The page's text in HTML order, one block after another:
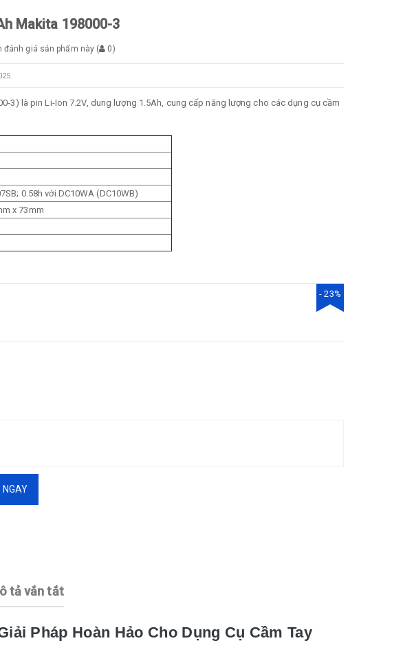
Makita 198000-3
đánh giá sản phẩm này ( 0)
3) là pin Li-Ion 7.2V, dung lượng 1.5Ah, cung cấp năng lượng cho các dụng cụ cầm
0.58h với DC10WA (DC10WB)
x 73mm
- 23%
NGAY
tả vắn tắt
Pháp Hoàn Hảo Cho Dụng Cụ Cầm Tay